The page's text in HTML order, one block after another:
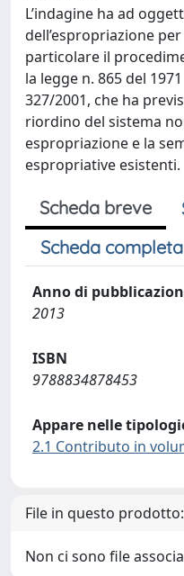
L’indagine ha ad
dell’espropriazione
particolare il
la legge n. 865 del
327/2001, che ha
riordino del sistema
espropriazione e la
espropriative esistenti.
Scheda breve
Scheda
Anno di
2013
ISBN
9788834878453
Appare nelle
2.1 Contributo in
File in questo prodotto:
Non ci sono file